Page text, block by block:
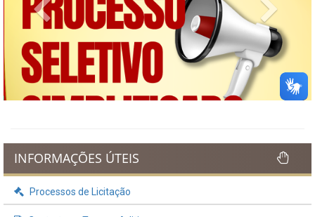
Previous Next